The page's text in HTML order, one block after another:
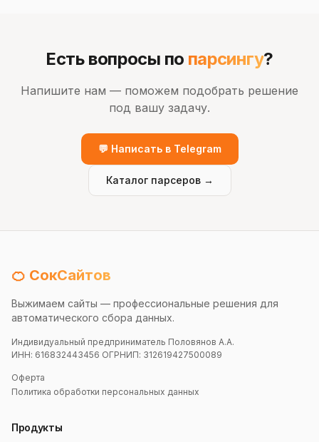
Есть вопросы по парсингу?
Напишите нам — поможем подобрать решение
под вашу задачу.
💬 Написать в Telegram
Каталог парсеров →
🍊 СокСайтов
Выжимаем сайты — профессиональные решения для
автоматического сбора данных.
Индивидуальный предприниматель Половянов А.А.
ИНН: 616832443456 ОГРНИП: 312619427500089
Оферта
Политика обработки персональных данных
Продукты